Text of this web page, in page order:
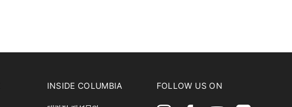
INSIDE COLUMBIA FOLLOW US ON